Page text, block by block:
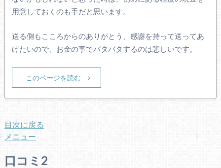
用意しておくのも手だと思います。
送る側もこころからのありがとう、感謝を持って送ってあ
げたいので、お金の事でバタバタするのは悲しいです。
このページを読む
目次に戻る
メニュー
口コミ2